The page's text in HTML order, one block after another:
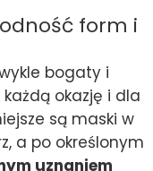
form i
bogaty i
okazję i dla
są maski w
a po określonym
uznaniem